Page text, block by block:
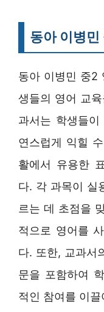
동아 이병
동아 이병민 중2
생들의 영어 교
과서는 학생들
연스럽게 익힐
활에서 유용한
다. 각 과목이 실
르는 데 초점을
적으로 영어를
다. 또한, 교과서
문을 포함하여
적인 참여를 이